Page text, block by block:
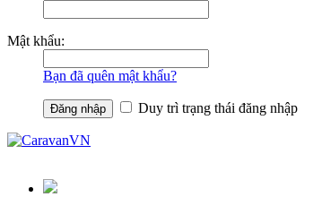
Mật khẩu:
Bạn đã quên mật khẩu?
Duy trì trạng thái đăng nhập